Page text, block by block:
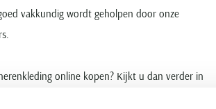
vakkundig wordt geholpen door onze
online kopen? Kijkt u dan verder in
u verrassen door het enorme aanbod.